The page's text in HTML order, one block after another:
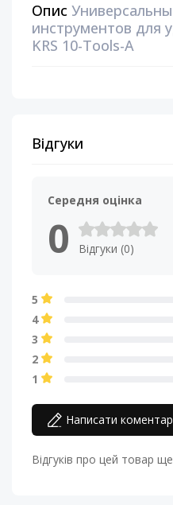
Опис
инструментов для
KRS 10-Tools-A
Відгуки
Середня оцінка
0 Відгуки (0)
5
4
3
2
1
Написати коментар
Відгуків про цей товар